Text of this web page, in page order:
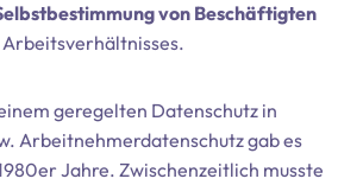
von Beschäftigten
Arbeitsverhältnisses.
geregelten Datenschutz in
Arbeitnehmerdatenschutz gab es
Jahre. Zwischenzeitlich musste